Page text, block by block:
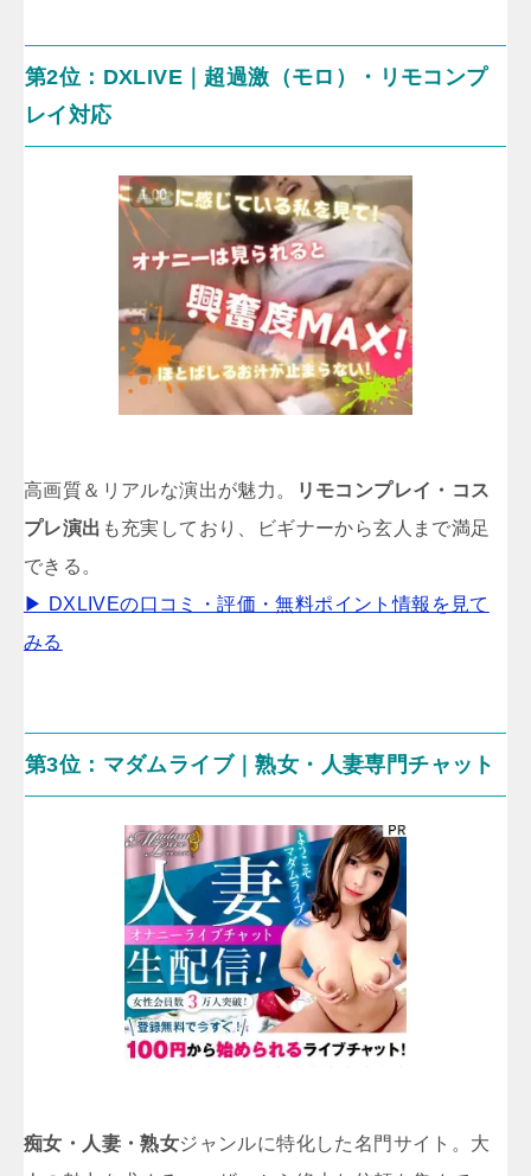
第2位：DXLIVE｜超過激（モロ）・リモコンプ
レイ対応
高画質＆リアルな演出が魅力。
リモコンプレイ・コス
プレ演出 も充実しており、ビギナーから玄人まで満足
できる。
▶ DXLIVEの口コミ・評価・無料ポイント情報を見て
みる
第3位：マダムライブ｜熟女・人妻専門チャット
痴女・人妻・熟女ジャンルに特化した名門サイト。大